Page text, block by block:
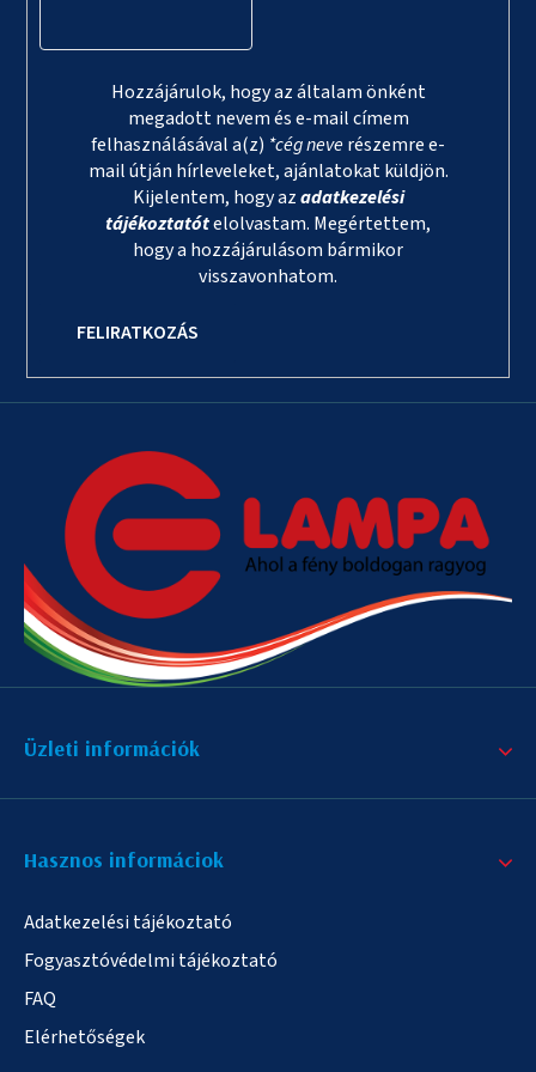
Hozzájárulok, hogy az általam önként
megadott nevem és e-mail címem
felhasználásával a(z) *cég neverészemre e-
mail útján hírleveleket, ajánlatokat küldjön.
Kijelentem, hogy azadatkezelési
tájékoztatótelolvastam. Megértettem,
hogy a hozzájárulásom bármikor
visszavonhatom.
FELIRATKOZÁS
Üzleti információk
Hasznos informáciok
Adatkezelési tájékoztató
Fogyasztóvédelmi tájékoztató
FAQ
Elérhetőségek